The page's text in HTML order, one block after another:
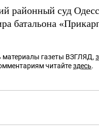
районный суд
батальона
газеты ВЗГЛЯД,
читайтездесь.